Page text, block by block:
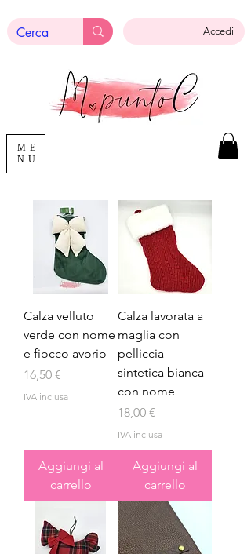
Accedi
ME
NU
Calza velluto
verde con nome
e fiocco avorio
Prezzo
16,50 €
IVA inclusa
Aggiungi al
carrello
Calza lavorata a
maglia con
pelliccia
sintetica bianca
con nome
Prezzo
18,00 €
IVA inclusa
Aggiungi al
carrello